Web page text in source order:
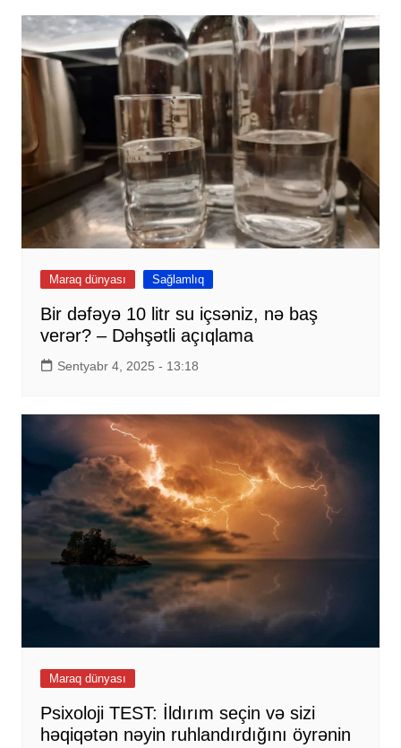
Maraq dünyası Sağlamlıq
Bir dəfəyə 10 litr su içsəniz, nə baş
verər? – Dəhşətli açıqlama
Sentyabr 4, 2025 - 13:18
Maraq dünyası
Psixoloji TEST: İldırım seçin və sizi
həqiqətən nəyin ruhlandırdığını öyrənin